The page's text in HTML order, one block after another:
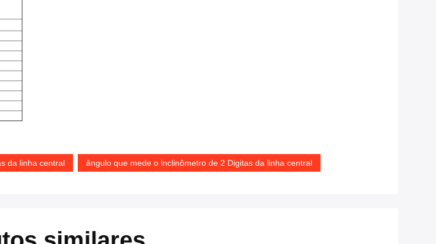
da linha central ângulo que mede o inclinômetro de 2 Digitas da linha central